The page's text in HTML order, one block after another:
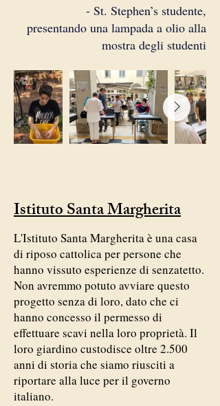
- St. Stephen’s studente,
presentando una lampada a olio alla
mostra degli studenti
Istituto Santa Margherita
L'Istituto Santa Margherita è una casa
di riposo cattolica per persone che
hanno vissuto esperienze di senzatetto.
Non avremmo potuto avviare questo
progetto senza di loro, dato che ci
hanno concesso il permesso di
effettuare scavi nella loro proprietà. Il
loro giardino custodisce oltre 2.500
anni di storia che siamo riusciti a
riportare alla luce per il governo
italiano.